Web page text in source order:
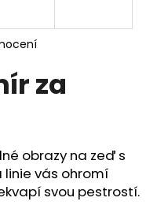
za
obrazy na zeď s
vás ohromí
svou pestrostí.